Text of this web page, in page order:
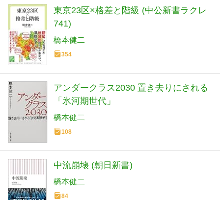
東京23区×格差と階級 (中公新書ラクレ
741)
橋本健二
354
アンダークラス2030 置き去りにされる
「氷河期世代」
橋本健二
108
中流崩壊 (朝日新書)
橋本健二
84